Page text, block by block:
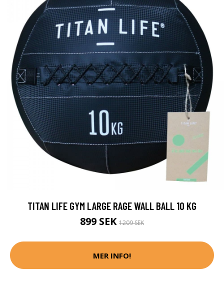
TITAN LIFE GYM LARGE RAGE WALL BALL 10 KG
899 SEK 1209 SEK
MER INFO!